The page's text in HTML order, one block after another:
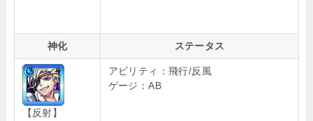
神化 ステータス
【反射】
アビリティ：飛行/反風
ゲージ：AB